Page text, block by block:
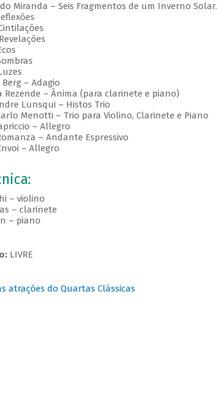
– Seis Fragmentos de um Inverno Solar.
– Adagio
– Ânima (para clarinete e piano)
Lunsqui – Histos Trio
Menotti – Trio para Violino, Clarinete e Piano
– Allegro
– Andante Espressivo
– Allegro
– violino
– clarinete
– piano
LIVRE
atrações do Quartas Clássicas